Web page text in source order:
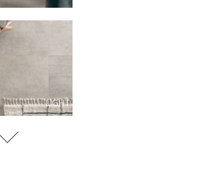
LIGHT